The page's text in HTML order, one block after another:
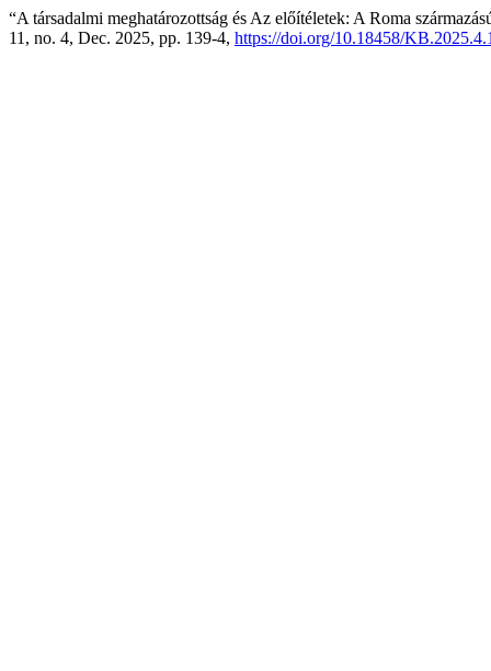
“A társadalmi meghatározottság és Az előítéletek: A Roma
11, no. 4, Dec. 2025, pp. 139-4, https://doi.org/10.18458/